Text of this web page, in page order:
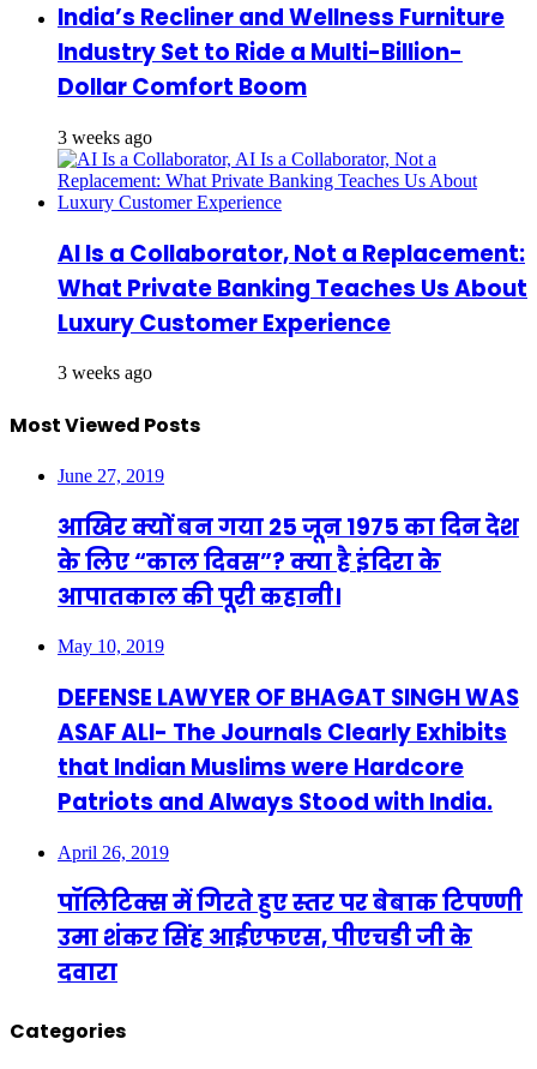
India’s Recliner and Wellness Furniture
Industry Set to Ride a Multi-Billion-
Dollar Comfort Boom
3 weeks ago
AI Is a Collaborator, Not a Replacement:
What Private Banking Teaches Us About
Luxury Customer Experience
3 weeks ago
Most Viewed Posts
June 27, 2019
आखिर क्यों बन गया 25 जून 1975 का दिन देश
के लिए “काल दिवस”? क्या है इंदिरा के
आपातकाल की पूरी कहानी।
May 10, 2019
DEFENSE LAWYER OF BHAGAT SINGH WAS
ASAF ALI- The Journals Clearly Exhibits
that Indian Muslims were Hardcore
Patriots and Always Stood with India.
April 26, 2019
पॉलिटिक्स में गिरते हुए स्तर पर बेबाक टिपण्णी
उमा शंकर सिंह आईएफएस, पीएचडी जी के
दवारा
Categories